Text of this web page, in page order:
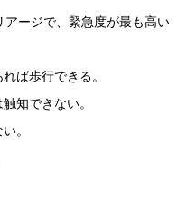
ージで、緊急度が最も高い
ば歩行できる。
知できない。
。